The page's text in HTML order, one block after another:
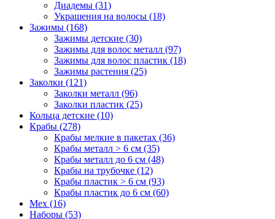
Диадемы (31)
Украшения на волосы (18)
Зажимы (168)
Зажимы детские (30)
Зажимы для волос металл (97)
Зажимы для волос пластик (18)
Зажимы растения (25)
Заколки (121)
Заколки металл (96)
Заколки пластик (25)
Кольца детские (10)
Крабы (278)
Крабы мелкие в пакетах (36)
Крабы металл > 6 см (35)
Крабы металл до 6 см (48)
Крабы на трубочке (12)
Крабы пластик > 6 см (93)
Крабы пластик до 6 см (60)
Мех (16)
Наборы (53)